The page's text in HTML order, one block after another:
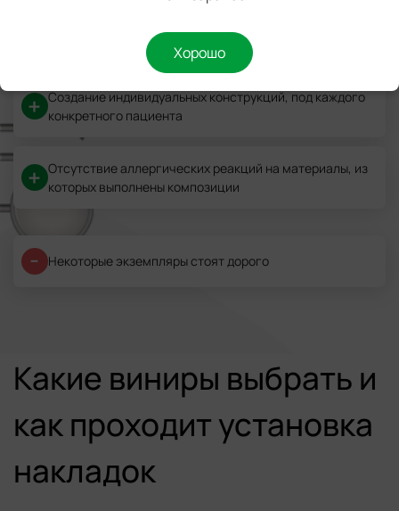
Хорошо
Относительная безболезненность процедуры
Создание индивидуальных конструкций, под каждого
конкретного пациента
Отсутствие аллергических реакций на материалы, из
которых выполнены композиции
Некоторые экземпляры стоят дорого
Какие виниры выбрать и
как проходит установка
накладок